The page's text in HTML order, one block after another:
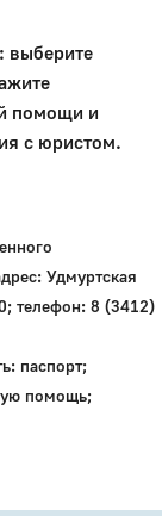
выберите
помощи и
с юристом.
Удмуртская
телефон: 8 (3412)
паспорт;
помощь;